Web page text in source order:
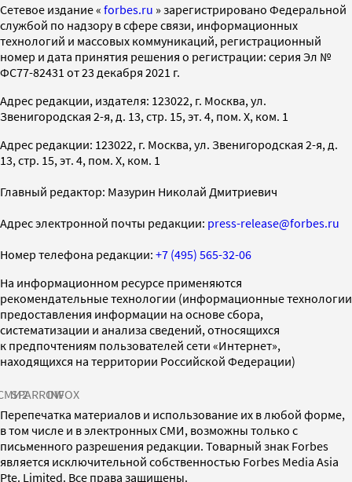
Cетевое издание « forbes.ru » зарегистрировано Федеральной
службой по надзору в сфере связи, информационных
технологий и массовых коммуникаций, регистрационный
номер и дата принятия решения о регистрации: серия Эл №
ФС77-82431 от 23 декабря 2021 г.
Адрес редакции, издателя: 123022, г. Москва, ул.
Звенигородская 2-я, д. 13, стр. 15, эт. 4, пом. X, ком. 1
Адрес редакции: 123022, г. Москва, ул. Звенигородская 2-я, д.
13, стр. 15, эт. 4, пом. X, ком. 1
Главный редактор: Мазурин Николай Дмитриевич
Адрес электронной почты редакции: press-release@forbes.ru
Номер телефона редакции: +7 (495) 565-32-06
На информационном ресурсе применяются
рекомендательные технологии (информационные технологии
предоставления информации на основе сбора,
систематизации и анализа сведений, относящихся
к предпочтениям пользователей сети «Интернет»,
находящихся на территории Российской Федерации)
SPARROWINFOX
Перепечатка материалов и использование их в любой форме,
в том числе и в электронных СМИ, возможны только с
письменного разрешения редакции. Товарный знак Forbes
является исключительной собственностью Forbes Media Asia
Pte. Limited. Все права защищены.